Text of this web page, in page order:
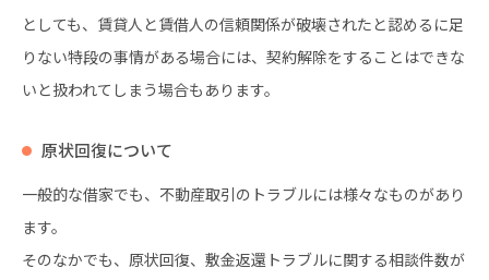
としても、賃貸人と賃借人の信頼関係が破壊されたと認めるに足
りない特段の事情がある場合には、契約解除をすることはできな
いと扱われてしまう場合もあります。
原状回復について
一般的な借家でも、不動産取引のトラブルには様々なものがあり
ます。
そのなかでも、原状回復、敷金返還トラブルに関する相談件数が